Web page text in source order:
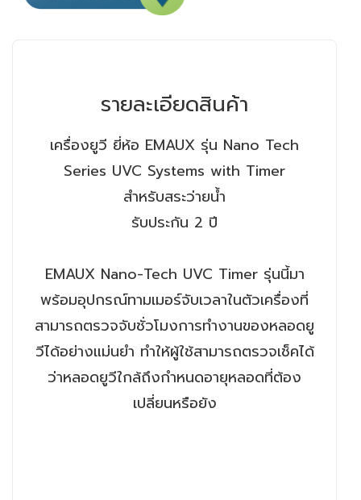
รายละเอียดสินค้า
เครื่องยูวี ยี่ห้อ EMAUX รุ่น Nano Tech
Series UVC Systems with Timer
สำหรับสระว่ายน้ำ
รับประกัน 2 ปี
EMAUX Nano-Tech UVC Timer รุ่นนี้มา
พร้อมอุปกรณ์ทามเมอร์จับเวลาในตัวเครื่องที่
สามารถตรวจจับชั่วโมงการทำงานของหลอดยู
วีได้อย่างแม่นยำ ทำให้ผู้ใช้สามารถตรวจเช็คได้
ว่าหลอดยูวีใกล้ถึงกำหนดอายุหลอดที่ต้อง
เปลี่ยนหรือยัง